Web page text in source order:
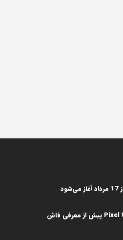
مشخصات و قیمت گوگل Pixel Watch 5 پیش از معرفی فاش